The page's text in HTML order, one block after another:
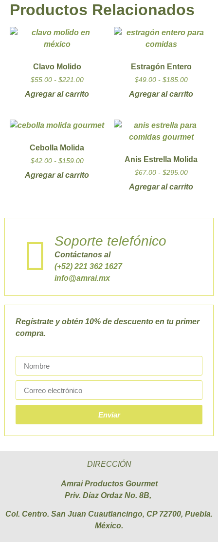
Productos Relacionados
Clavo Molido
$55.00 - $221.00
Agregar al carrito
Estragón Entero
$49.00 - $185.00
Agregar al carrito
Cebolla Molida
$42.00 - $159.00
Agregar al carrito
Anis Estrella Molida
$67.00 - $295.00
Agregar al carrito
Soporte telefónico
Contáctanos al
(+52) 221 362 1627
info@amrai.mx
Regístrate y obtén 10% de descuento en tu primer
compra.
Enviar
DIRECCIÓN
Amrai Productos Gourmet
Priv. Díaz Ordaz No. 8B,
Col. Centro. San Juan Cuautlancingo, CP 72700, Puebla.
México.